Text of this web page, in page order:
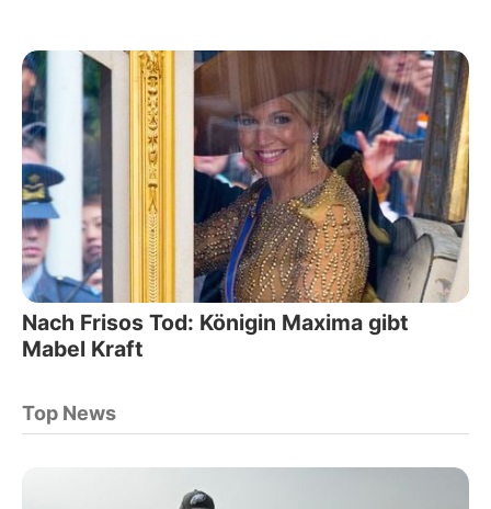
Nach Frisos Tod: Königin Maxima gibt
Mabel Kraft
Top News